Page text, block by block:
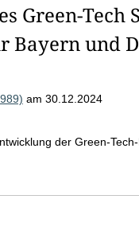
Green-Tech
Bayern und
am 30.12.2024
der Green-